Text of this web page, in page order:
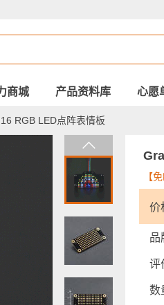
商城 产品资料库 心愿
RGB LED点阵表情板
【
价
品
评
数